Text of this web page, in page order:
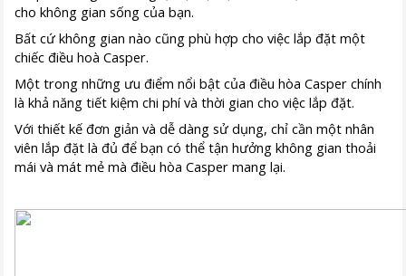
cho không gian sống của bạn.
Bất cứ không gian nào cũng phù hợp cho việc lắp đặt một
chiếc điều hoà Casper.
Một trong những ưu điểm nổi bật của điều hòa Casper chính
là khả năng tiết kiệm chi phí và thời gian cho việc lắp đặt.
Với thiết kế đơn giản và dễ dàng sử dụng, chỉ cần một nhân
viên lắp đặt là đủ để bạn có thể tận hưởng không gian thoải
mái và mát mẻ mà điều hòa Casper mang lại.